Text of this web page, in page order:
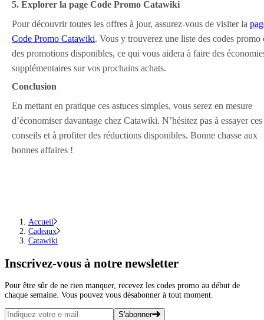
5. Explorer la page Code Promo Catawiki
Pour découvrir toutes les offres à jour, assurez-vous de visiter la
Code Promo Catawiki. Vous y trouverez une liste des codes promo
des promotions disponibles, ce qui vous aidera à faire des
supplémentaires sur vos prochains achats.
Conclusion
En mettant en pratique ces astuces simples, vous serez en mesure
d’économiser davantage chez Catawiki. N’hésitez pas à essayer ces
conseils et à profiter des réductions disponibles. Bonne chasse aux
bonnes affaires !
Accueil
Cadeaux
Catawiki
Inscrivez-vous à notre newsletter
Pour être sûr de ne rien manquer, recevez les codes promo au début de
chaque semaine. Vous pouvez vous désabonner à tout moment.
S'abonner